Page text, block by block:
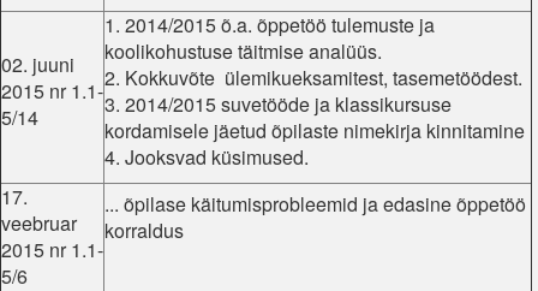
02. juuni
2015 nr 1.1-
5/14
1. 2014/2015 õ.a. õppetöö tulemuste ja
koolikohustuse täitmise analüüs.
2. Kokkuvõte ülemikueksamitest, tasemetöödest.
3. 2014/2015 suvetööde ja klassikursuse
kordamisele jäetud õpilaste nimekirja kinnitamine
4. Jooksvad küsimused.
17.
veebruar
2015 nr 1.1-
5/6
... õpilase käitumisprobleemid ja edasine õppetöö
korraldus